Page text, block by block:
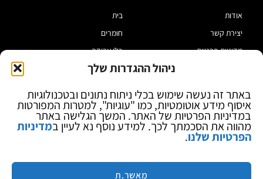
ניהול ההגדרות שלך
באתר זה נעשה שימוש בכלי ניתוח נתונים ובטכנולוגיות
איסוף מידע אוטומטיות, כמו "עוגיות", למטרות המפורטות
במדיניות הפרטיות של האתר. המשך הגלישה באתר
מהווה את הסכמתך לכך. למידע נוסף נא לעיין במדיניות
הפרטיות שלנו.
מאשר.ת
אודות
יצירת קשר
מדיניות פרטיות
בלוג
בית
חומרים
כלי עבודה
מוצרי הלחמה
ספקי כח ומודדים
ציוד אופטי להגדלה
מותגים